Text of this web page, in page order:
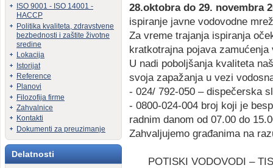
ISO 9001 - ISO 14001 -
HACCP
Politika kvaliteta, zdravstvene
bezbednosti i zaštite životne
sredine
Lokacija
Istorijat
Reference
Planovi
Filozofija firme
Zahvalnice
Kontakti
Dokumenti za preuzimanje
Delatnosti
28.oktobra do 29. novembra
ispiranje javne vodovodne
Za vreme trajanja ispiranja
kratkotrajna pojava
U nadi poboljšanja kvaliteta
svoja zapažanja u vezi
- 024/ 792-050 – dispečerska
- 0800-024-004 broj koji je
radnim danom od 07.00 do
Zahvaljujemo građanima na
POTISKI VODOVODI –